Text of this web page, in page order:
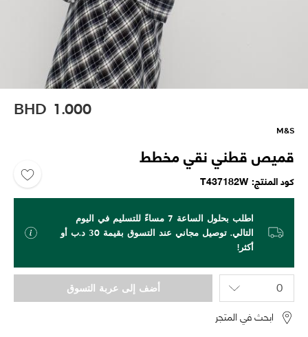
BHD 1.000
M&S
قميص قطني نقي مخطط
كود المنتج T437182W
اطلب بحلول الساعة 7 مساءً للتسليم في اليوم
التالي. توصيل مجاني عند التسوق بقيمة 30 د.ب أو
أكثر!
أضف إلى عربة التسوق
ابحث في المتجر